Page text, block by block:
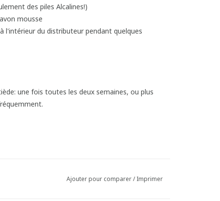
des piles Alcalines!)
mousse
l'intérieur du distributeur pendant quelques
une fois toutes les deux semaines, ou plus
Ajouter pour comparer/Imprimer